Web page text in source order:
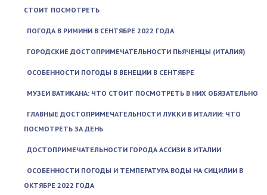
СТОИТ ПОСМОТРЕТЬ
ПОГОДА В РИМИНИ В СЕНТЯБРЕ 2022 ГОДА
ГОРОДСКИЕ ДОСТОПРИМЕЧАТЕЛЬНОСТИ ПЬЯЧЕНЦЫ (ИТАЛИЯ)
ОСОБЕННОСТИ ПОГОДЫ В ВЕНЕЦИИ В СЕНТЯБРЕ
МУЗЕИ ВАТИКАНА: ЧТО СТОИТ ПОСМОТРЕТЬ В НИХ ОБЯЗАТЕЛЬНО
ГЛАВНЫЕ ДОСТОПРИМЕЧАТЕЛЬНОСТИ ЛУККИ В ИТАЛИИ: ЧТО
ПОСМОТРЕТЬ ЗА ДЕНЬ
ДОСТОПРИМЕЧАТЕЛЬНОСТИ ГОРОДА АССИЗИ В ИТАЛИИ
ОСОБЕННОСТИ ПОГОДЫ И ТЕМПЕРАТУРА ВОДЫ НА СИЦИЛИИ В
ОКТЯБРЕ 2022 ГОДА